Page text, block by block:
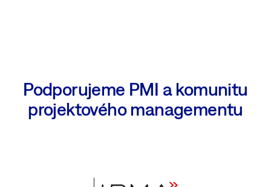
Podporujeme PMI a komunitu
projektového managementu